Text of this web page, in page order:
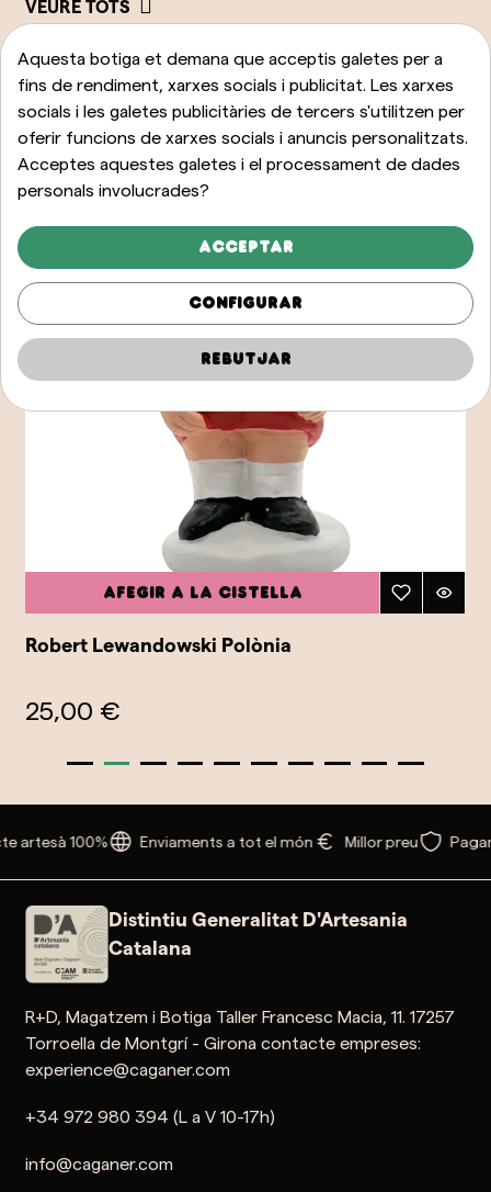
VEURE TOTS
Afegir a la cistella
Robert Lewandowski Polònia
25,00 €
artesà 100% Enviaments a tot el món Millor preu
Distintiu Generalitat D'Artesania
Catalana
R+D, Magatzem i Botiga Taller Francesc Macia, 11. 17257
Torroella de Montgrí - Girona contacte empreses:
experience@caganer.com
+34 972 980 394 (L a V 10-17h)
info@caganer.com
Aquesta botiga et demana que acceptis galetes per a
fins de rendiment, xarxes socials i publicitat. Les xarxes
socials i les galetes publicitàries de tercers s'utilitzen per
oferir funcions de xarxes socials i anuncis personalitzats.
Acceptes aquestes galetes i el processament de dades
personals involucrades?
Acceptar
Configurar
Rebutjar